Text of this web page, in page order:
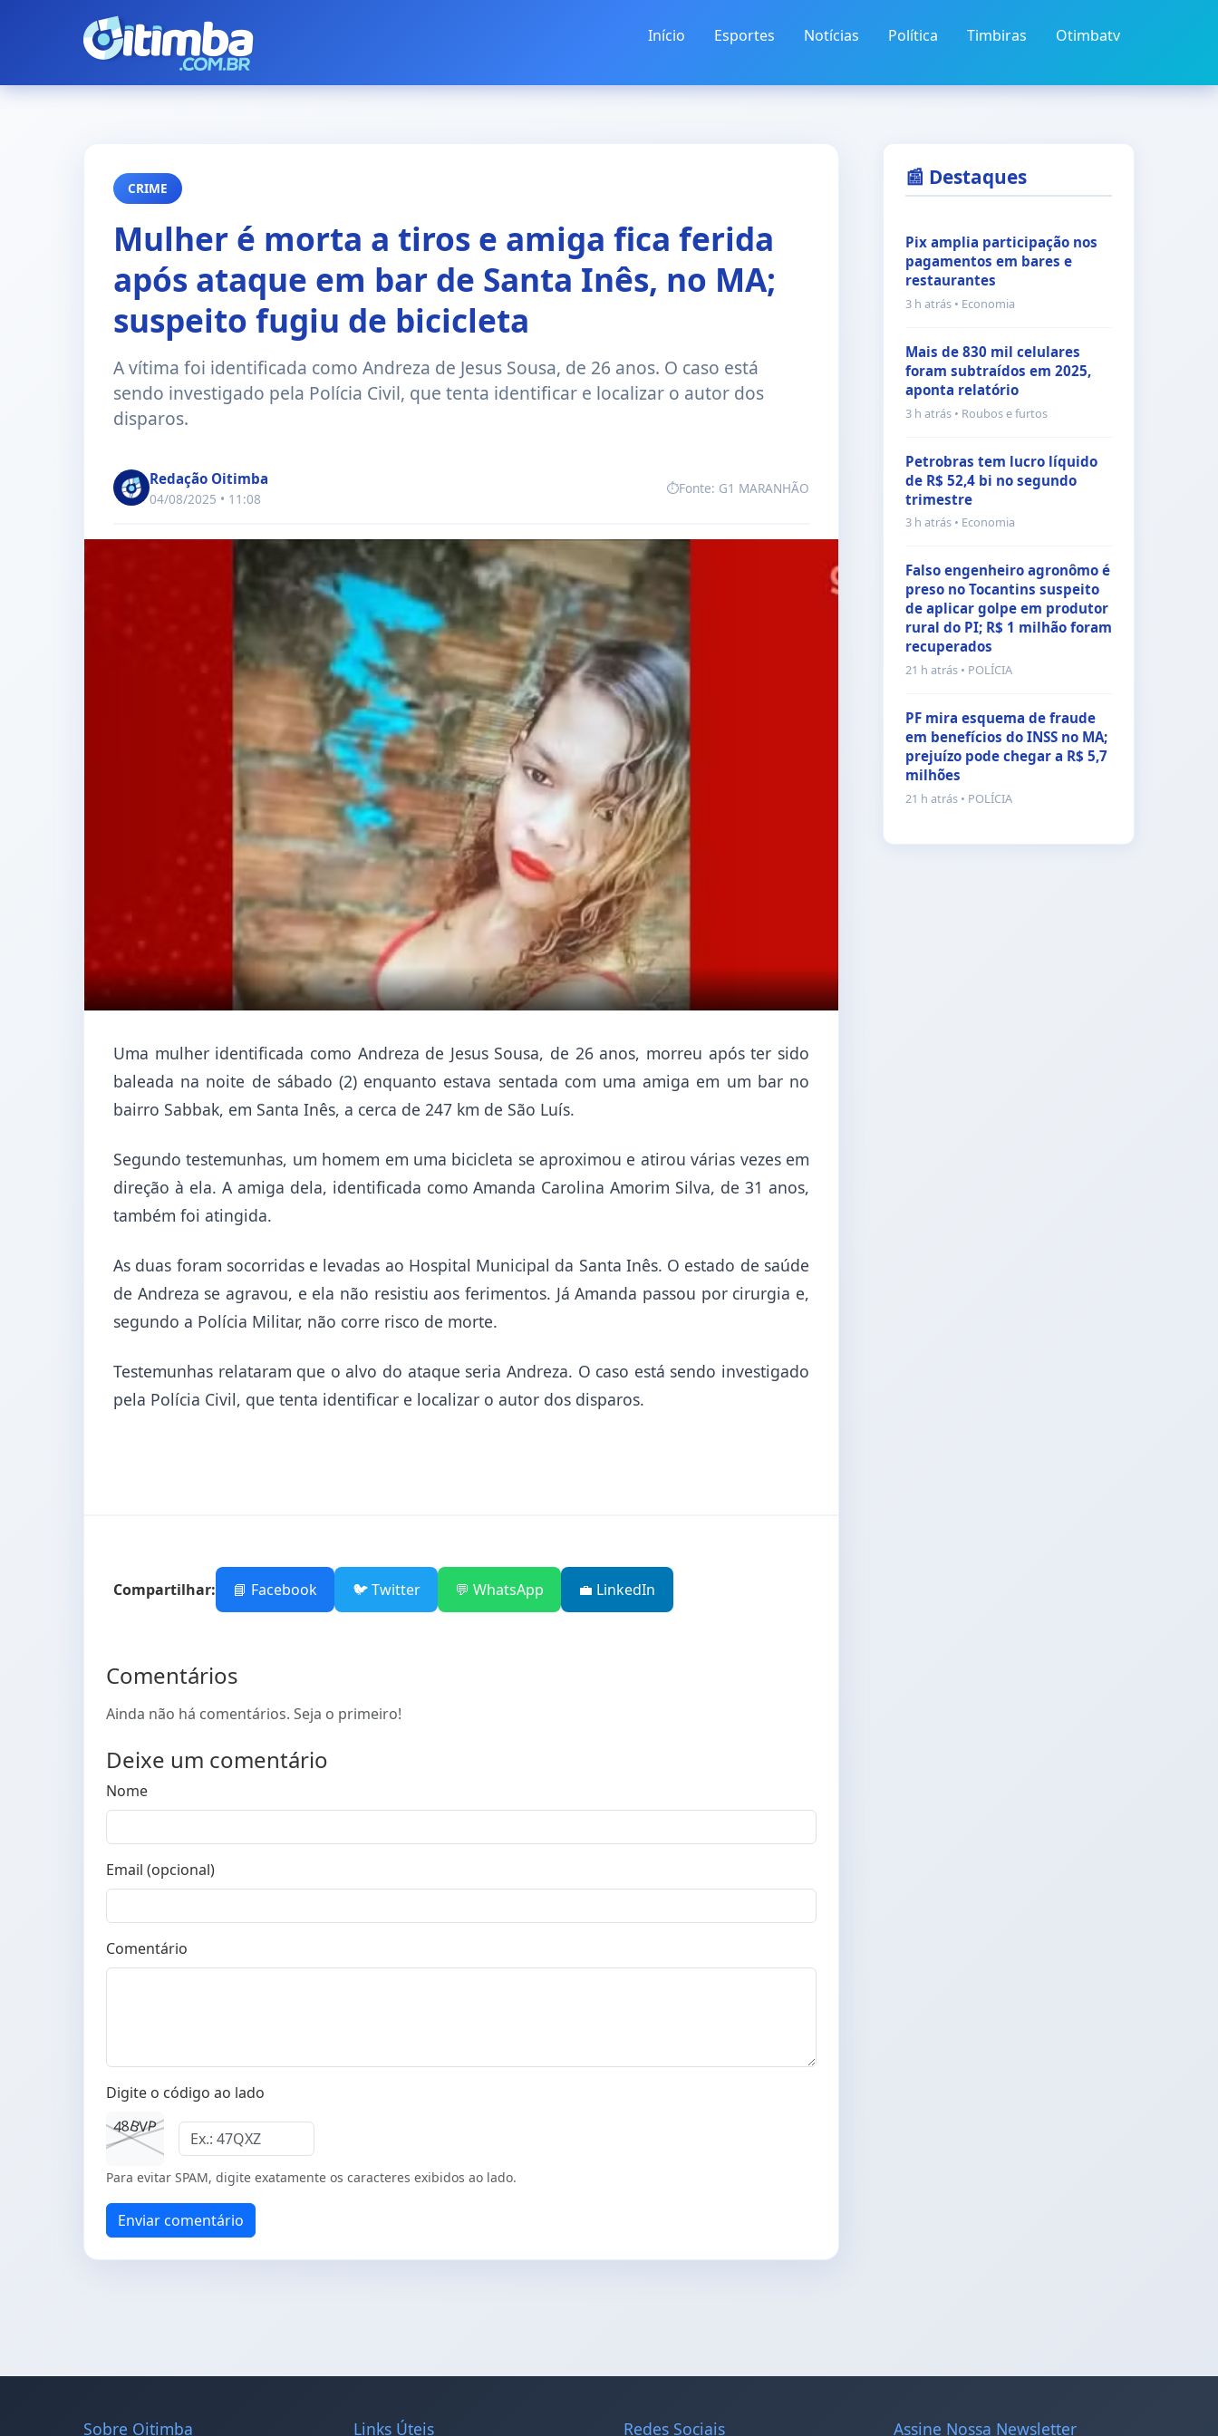
Início Esportes Notícias Política Timbiras Otimbatv
CRIME
Mulher é morta a tiros e amiga fica ferida
após ataque em bar de Santa Inês, no MA;
suspeito fugiu de bicicleta
A vítima foi identificada como Andreza de Jesus Sousa, de 26 anos. O caso está
sendo investigado pela Polícia Civil, que tenta identificar e localizar o autor dos
disparos.
Redação Oitimba
04/08/2025 • 11:08
⏱️Fonte: G1 MARANHÃO
Uma mulher identificada como Andreza de Jesus Sousa, de 26 anos, morreu após ter sido
baleada na noite de sábado (2) enquanto estava sentada com uma amiga em um bar no
bairro Sabbak, em Santa Inês, a cerca de 247 km de São Luís.
Segundo testemunhas, um homem em uma bicicleta se aproximou e atirou várias vezes em
direção à ela. A amiga dela, identificada como Amanda Carolina Amorim Silva, de 31 anos,
também foi atingida.
As duas foram socorridas e levadas ao Hospital Municipal da Santa Inês. O estado de saúde
de Andreza se agravou, e ela não resistiu aos ferimentos. Já Amanda passou por cirurgia e,
segundo a Polícia Militar, não corre risco de morte.
Testemunhas relataram que o alvo do ataque seria Andreza. O caso está sendo investigado
pela Polícia Civil, que tenta identificar e localizar o autor dos disparos.
Compartilhar: 📘 Facebook 🐦 Twitter 💬 WhatsApp 💼 LinkedIn
Comentários
Ainda não há comentários. Seja o primeiro!
Deixe um comentário
Nome
Email (opcional)
Comentário
Digite o código ao lado
48BVP
Para evitar SPAM, digite exatamente os caracteres exibidos ao lado.
Enviar comentário
📰 Destaques
Pix amplia participação nos
pagamentos em bares e
restaurantes
3 h atrás • Economia
Mais de 830 mil celulares
foram subtraídos em 2025,
aponta relatório
3 h atrás • Roubos e furtos
Petrobras tem lucro líquido
de R$ 52,4 bi no segundo
trimestre
3 h atrás • Economia
Falso engenheiro agronômo é
preso no Tocantins suspeito
de aplicar golpe em produtor
rural do PI; R$ 1 milhão foram
recuperados
21 h atrás • POLÍCIA
PF mira esquema de fraude
em benefícios do INSS no MA;
prejuízo pode chegar a R$ 5,7
milhões
21 h atrás • POLÍCIA
Sobre Oitimba Links Úteis Redes Sociais Assine Nossa Newsletter